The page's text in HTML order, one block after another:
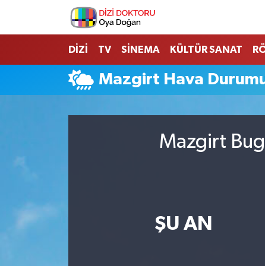
DİZİ TV SİNEMA KÜLTÜR SANAT
Mazgirt Hava
Mazgirt
ŞU AN
İstanbul Nöbetçi Eczaneler
İstanbul Hava Durumu
İstanbul Trafik Yoğunluk Haritası